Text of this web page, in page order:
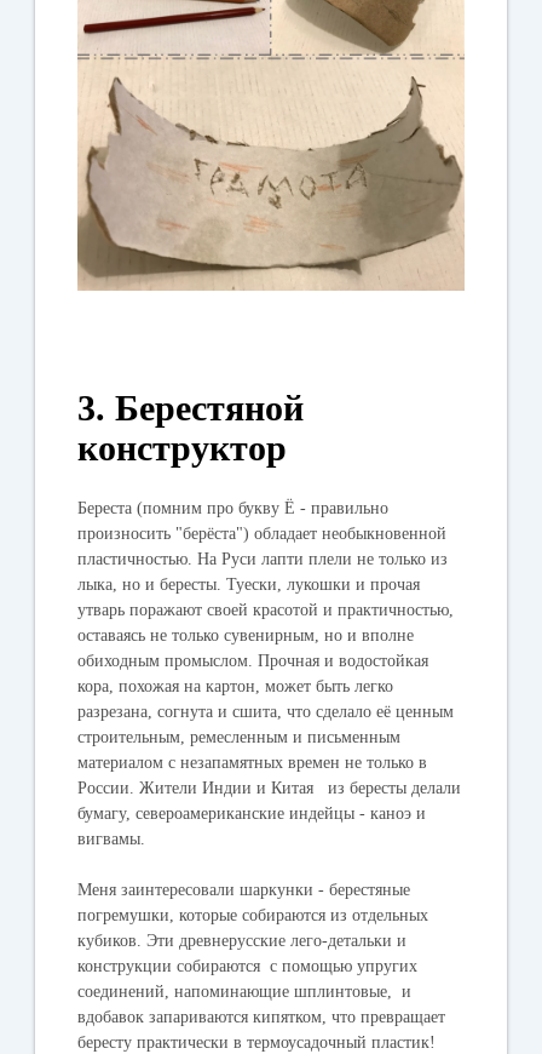
3. Берестяной
конструктор
Береста (помним про букву Ё - правильно
произносить "берёста") обладает необыкновенной
пластичностью. На Руси лапти плели не только из
лыка, но и бересты. Туески, лукошки и прочая
утварь поражают своей красотой и практичностью,
оставаясь не только сувенирным, но и вполне
обиходным промыслом. Прочная и водостойкая
кора, похожая на картон, может быть легко
разрезана, согнута и сшита, что сделало её ценным
строительным, ремесленным и письменным
материалом с незапамятных времен не только в
России. Жители Индии и Китая из бересты делали
бумагу, североамериканские индейцы - каноэ и
вигвамы.
Меня заинтересовали шаркунки - берестяные
погремушки, которые собираются из отдельных
кубиков. Эти древнерусские лего-детальки и
конструкции собираются с помощью упругих
соединений, напоминающие шплинтовые, и
вдобавок запариваются кипятком, что превращает
бересту практически в термоусадочный пластик!